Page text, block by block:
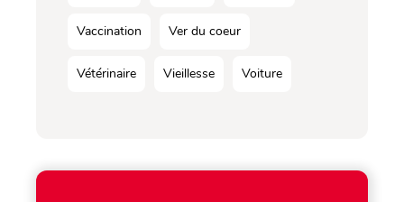
Vaccination Ver du coeur
Vétérinaire Vieillesse Voiture